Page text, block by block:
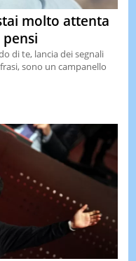
molto attenta
di te, lancia dei segnali
sono un campanello